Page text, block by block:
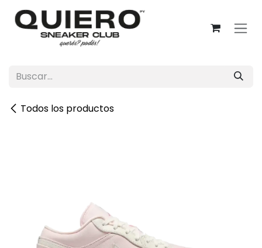
Ir al contenido
Todos los productos